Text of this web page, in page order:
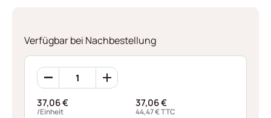
Verfügbar bei Nachbestellung
Ondufil
Wellenfedern
Menge
37,06€
/Einheit
37,06€
44,47€TTC